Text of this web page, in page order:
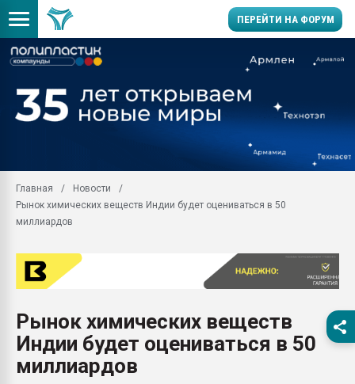
ПЕРЕЙТИ НА ФОРУМ
производство SPC
заводу пластмасс"
28.07.2026
первый план в
28.07.2026
ситуацией на
Главная
Новости
Рынок химических веществ Индии будет оцениваться в 50
миллиардов
Рынок химических веществ
Индии будет оцениваться в 50
миллиардов